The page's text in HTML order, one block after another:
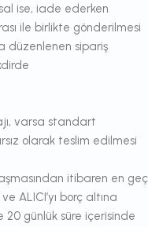
ise, iade ederken
ile birlikte gönderilmesi
düzenlenen sipariş
varsa standart
olarak teslim edilmesi
itibaren en geç
ALICI’yı borç altına
20 günlük süre içerisinde